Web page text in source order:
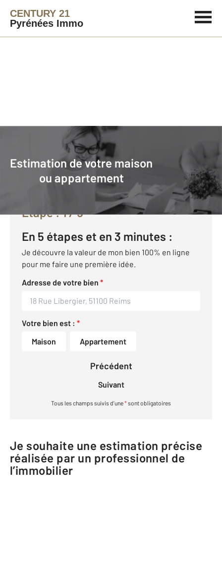
CENTURY 21
Pyrénées Immo
Estimation de votre maison
ou appartement
Vendre avec CENTURY 21 Pyrénées Immo
Faire estimer son bien avec
CENTURY 21 :
Etape :1/ 5
En 5 étapes et en 3 minutes :
Je découvre la valeur de mon bien 100% en ligne
pour me faire une première idée.
Adresse de votre bien *
Votre bien est : *
Maison
Appartement
Précédent
Suivant
Tous les champs suivis d’une*sont obligatoires
Je souhaite une estimation précise
réalisée par un professionnel de
l’immobilier